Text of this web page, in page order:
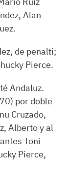
Alan
de penalti;
Pierce.
Andaluz.
por doble
Cruzado,
Alberto y al
Toni
Pierce,